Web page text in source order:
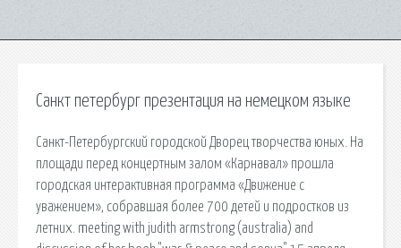
Санкт петербург презентация на немецком языке
Санкт-Петербургский городской Дворец творчества юных. На
площади перед концертным залом «Карнавал» прошла
городская интерактивная программа «Движение с
уважением», собравшая более 700 детей и подростков из
летних. meeting with judith armstrong (australia) and